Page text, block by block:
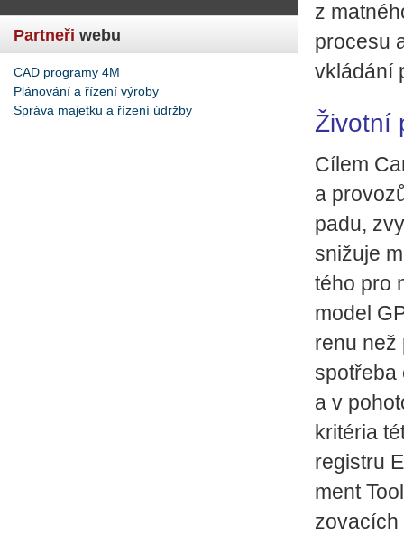
Partneři webu
CAD programy 4M
Plánování a řízení výroby
Správa majetku a řízení údržby
z
pro­ce­su
vklá­dá­ní
Životní
Cílem
a
pa­du,
sni­žu­je
té­ho pro
model
re­nu než
spo­tře­ba
a v
kri­té­ria
re­gis­t­ru
ment